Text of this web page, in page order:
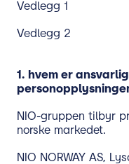
Vedlegg 1
Vedlegg 2
1. hvem er
NIO-gruppen tilbyr
norske markedet.
NIO NORWAY AS,